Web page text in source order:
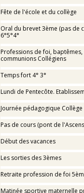
Fête de l'école et du collège
Oral du brevet 3ème (pas de
6°5°4°
Professions de foi, baptêmes,
communions Collégiens
Temps fort 4° 3°
Lundi de Pentecôte.
Journée pédagogique Collège
Pas de cours (pont de
Début des vacances
Les sorties des 3èmes
Retraite profession de foi
Matinée sportive maternelle